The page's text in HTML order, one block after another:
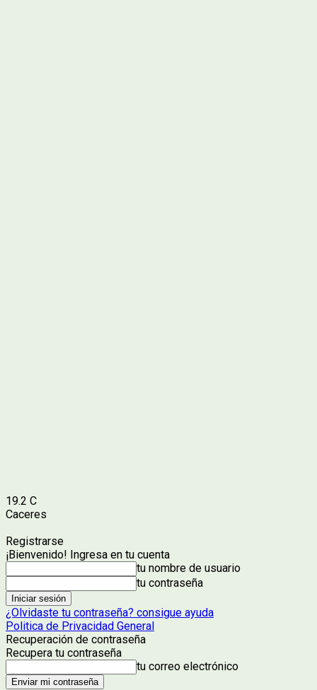
19.2 C
Caceres
Registrarse
¡Bienvenido! Ingresa en tu cuenta
tu nombre de usuario
tu contraseña
¿Olvidaste tu contraseña? consigue ayuda
Politica de Privacidad General
Recuperación de contraseña
Recupera tu contraseña
tu correo electrónico